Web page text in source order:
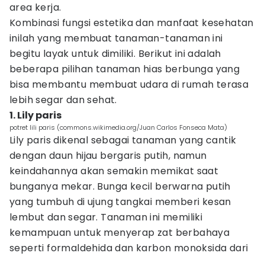
area kerja.
Kombinasi fungsi estetika dan manfaat kesehatan
inilah yang membuat tanaman-tanaman ini
begitu layak untuk dimiliki. Berikut ini adalah
beberapa pilihan tanaman hias berbunga yang
bisa membantu membuat udara di rumah terasa
lebih segar dan sehat.
1. Lily paris
potret lili paris (commons.wikimedia.org/Juan Carlos Fonseca Mata)
Lily paris dikenal sebagai tanaman yang cantik
dengan daun hijau bergaris putih, namun
keindahannya akan semakin memikat saat
bunganya mekar. Bunga kecil berwarna putih
yang tumbuh di ujung tangkai memberi kesan
lembut dan segar. Tanaman ini memiliki
kemampuan untuk menyerap zat berbahaya
seperti formaldehida dan karbon monoksida dari